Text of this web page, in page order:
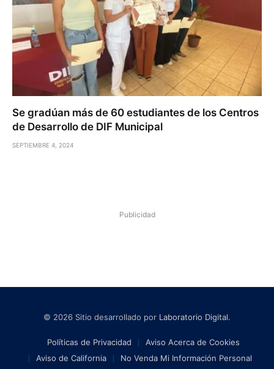
Se gradúan más de 60 estudiantes de los Centros
de Desarrollo de DIF Municipal
SEPTIEMBRE 4, 2024
Publicidad
© 2026 Sitio desarrollado por Laboratorio Digital.
Políticas de Privacidad
Aviso Acerca de Cookies
Aviso de California
No Venda Mi Información Personal